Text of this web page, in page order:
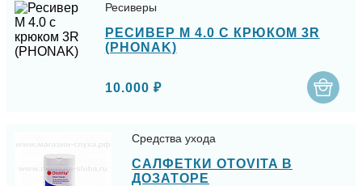
Ресиверы
РЕСИВЕР M 4.0 С КРЮКОМ 3R
(PHONAK)
10.000 ₽
Средства ухода
САЛФЕТКИ OTOVITA В
ДОЗАТОРЕ